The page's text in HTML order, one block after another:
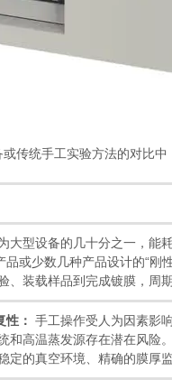
统手工实验方法的对比中
大型设备的几十分之一，能
品或少数几种产品设计的“刚
、装载样品到完成镀膜，周
：
手工操作受人为因素影
和高温蒸发源存在潜在风险
定的真空环境、精确的膜厚